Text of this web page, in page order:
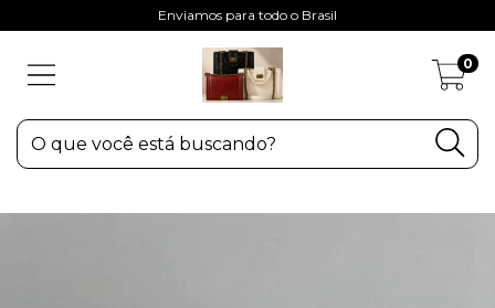
Enviamos para todo o Brasil
0